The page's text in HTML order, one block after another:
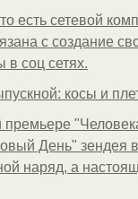
есть сетевой
с создание
в соц сетях.
косы и
День" зендея
наряд, а